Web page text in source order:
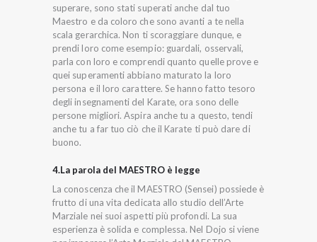
superare, sono stati superati anche dal tuo
Maestro e da coloro che sono avanti a te nella
scala gerarchica. Non ti scoraggiare dunque, e
prendi loro come esempio: guardali, osservali,
parla con loro e comprendi quanto quelle prove e
quei superamenti abbiano maturato la loro
persona e il loro carattere. Se hanno fatto tesoro
degli insegnamenti del Karate, ora sono delle
persone migliori. Aspira anche tu a questo, tendi
anche tu a far tuo ciò che il Karate ti può dare di
buono.
4.La parola del MAESTRO è legge
La conoscenza che il MAESTRO (Sensei) possiede è
frutto di una vita dedicata allo studio dell’Arte
Marziale nei suoi aspetti più profondi. La sua
esperienza è solida e complessa. Nel Dojo si viene